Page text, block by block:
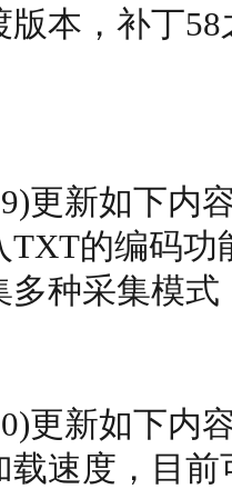
版本，补丁
更新如下内
TXT的编码功
多种采集模式
更新如下内
载速度，目